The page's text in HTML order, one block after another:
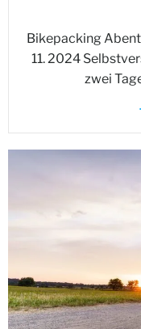
Bikepacking
11. 2024
zwei